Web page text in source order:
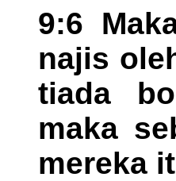
9:6
najis
tiada
maka
mereka